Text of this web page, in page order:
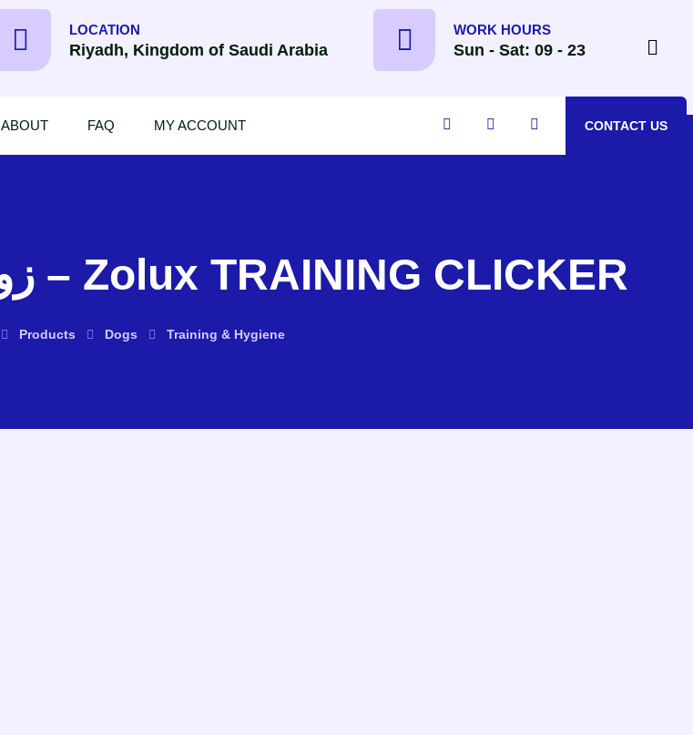
WORK HOURS
Sun - Sat: 09 - 23
LOCATION
Riyadh, Kingdom of Saudi Arabia
ABOUT FAQ MY ACCOUNT CONTACT US
زولكس كليكر للتدريب – Zolux TRAINING CLICKER
Products Dogs Training & Hygiene